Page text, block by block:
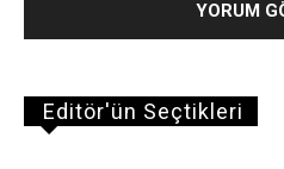
Editör'ün Seçtikleri